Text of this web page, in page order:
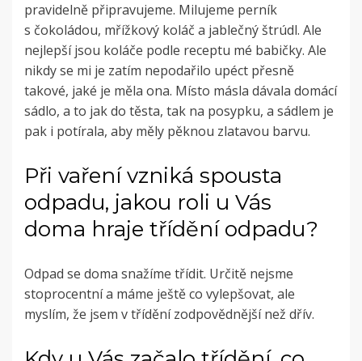
pravidelně připravujeme. Milujeme perník
s čokoládou, mřížkový koláč a jablečný štrúdl. Ale
nejlepší jsou koláče podle receptu mé babičky. Ale
nikdy se mi je zatím nepodařilo upéct přesně
takové, jaké je měla ona. Místo másla dávala domácí
sádlo, a to jak do těsta, tak na posypku, a sádlem je
pak i potírala, aby měly pěknou zlatavou barvu.
Při vaření vzniká spousta
odpadu, jakou roli u Vás
doma hraje třídění odpadu?
Odpad se doma snažíme třídit. Určitě nejsme
stoprocentní a máme ještě co vylepšovat, ale
myslím, že jsem v třídění zodpovědnější než dřív.